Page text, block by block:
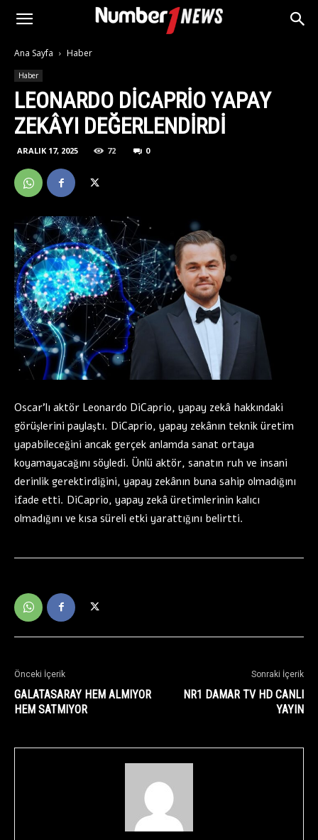
Ana Sayfa Haber
Haber
LEONARDO DICAPRIO YAPAY
ZEKÂYI DEĞERLENDIRDI
ARALIK 17, 2025 72 0
Oscar’lı aktör Leonardo DiCaprio, yapay zekâ hakkındaki
görüşlerini paylaştı. DiCaprio, yapay zekânın teknik üretim
yapabileceğini ancak gerçek anlamda sanat ortaya
koyamayacağını söyledi. Ünlü aktör, sanatın ruh ve insani
derinlik gerektirdiğini, yapay zekânın buna sahip olmadığını
ifade etti. DiCaprio, yapay zekâ üretimlerinin kalıcı
olmadığını ve kısa süreli etki yarattığını belirtti.
Önceki İçerik
GALATASARAY HEM ALMIYOR
HEM SATMIYOR
Sonraki İçerik
NR1 DAMAR TV HD CANLI
YAYIN